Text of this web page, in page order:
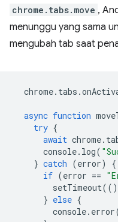
chrome.tabs.move ,
menunggu yang sama
mengubah tab saat
chrome. tabs .
async function
try {
await chrome.
console. log(
} catch (error)
{
if (error ==
setTimeout(()
} else {
console. error